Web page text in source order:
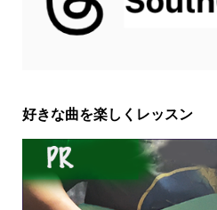
好きな曲を楽しくレッスン